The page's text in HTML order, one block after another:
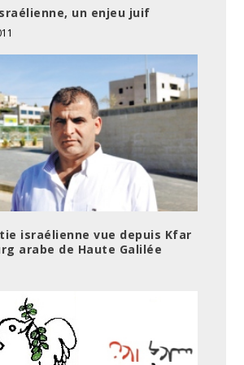
un enjeu juif
israélienne vue depuis Kfar
arabe de Haute Galilée